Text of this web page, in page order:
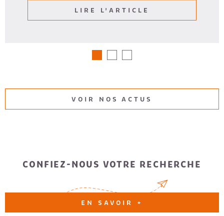
LIRE L'ARTICLE
VOIR NOS ACTUS
CONFIEZ-NOUS VOTRE RECHERCHE
EN SAVOIR +